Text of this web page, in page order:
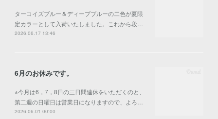
ターコイズブルー＆ディープブルーの二色が夏限
定カラーとして入荷いたしました。これから段…
2026.06.17 13:46
6月のお休みです。
※今月は6，7，8日の三日間連休をいただくのと、
第二週の日曜日は営業日になりますので、よろ…
2026.06.01 00:00